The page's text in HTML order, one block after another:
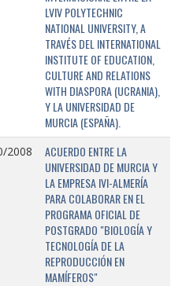
LVIV POLYTECHNIC
NATIONAL UNIVERSITY, A
TRAVÉS DEL INTERNATIONAL
INSTITUTE OF EDUCATION,
CULTURE AND RELATIONS
WITH DIASPORA (UCRANIA),
Y LA UNIVERSIDAD DE
MURCIA (ESPAÑA).
2008
ACUERDO ENTRE LA
UNIVERSIDAD DE MURCIA Y
LA EMPRESA IVI-ALMERÍA
PARA COLABORAR EN EL
PROGRAMA OFICIAL DE
POSTGRADO "BIOLOGÍA Y
TECNOLOGÍA DE LA
REPRODUCCIÓN EN
MAMÍFEROS"